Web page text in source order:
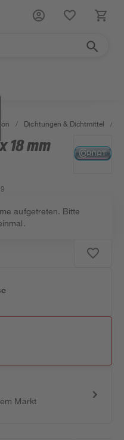
/ Dichtungen & Dichtmittel /
18 mm
aufgetreten. Bitte
Markt